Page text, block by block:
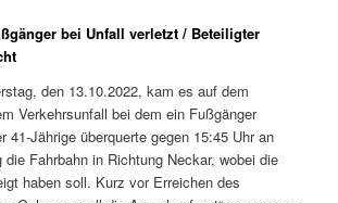
bei Unfall verletzt / Beteiligter
den 13.10.2022, kam es auf dem
Verkehrsunfall bei dem ein Fußgänger
41-Jährige überquerte gegen 15:45 Uhr an
die Fahrbahn in Richtung Neckar, wobei die
haben soll. Kurz vor Erreichen des